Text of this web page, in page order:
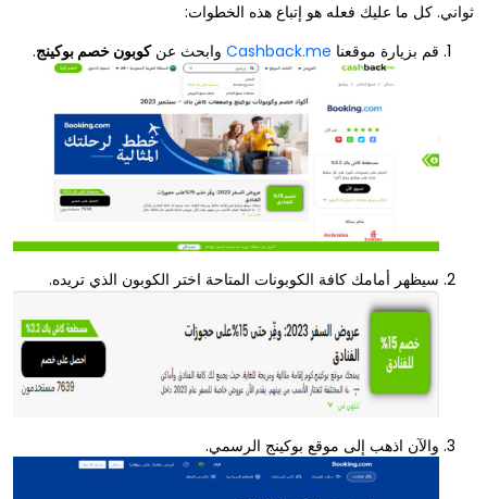
ثواني. كل ما عليك فعله هو إتباع هذه الخطوات:
قم بزيارة موقعنا Cashback.me وابحث عنكوبون خصم بوكينج.
سيظهر أمامك كافة الكوبونات المتاحة اختر الكوبون الذي تريده.
والآن اذهب إلى موقع بوكينج الرسمي.